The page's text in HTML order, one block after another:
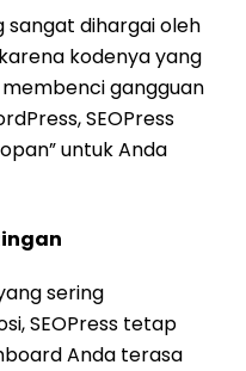
sangat dihargai oleh
kodenya yang
gangguan
SEOPress
untuk Anda
sering
SEOPress tetap
Anda terasa